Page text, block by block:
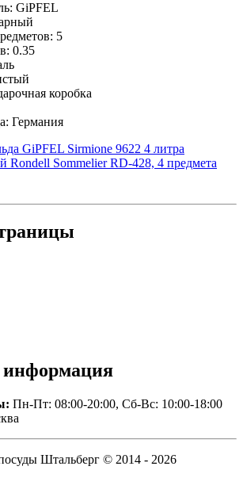
GiPFEL
5
0.35
коробка
Германия
GiPFEL Sirmione 9622 4 литра
Rondell Sommelier RD-428, 4 предмета
информация
Пн-Пт: 08:00-20:00, Сб-Вс: 10:00-18:00
Штальберг © 2014 - 2026